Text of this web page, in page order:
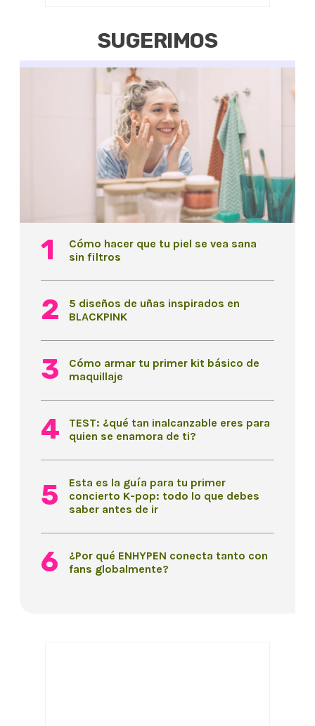
SUGERIMOS
Cómo hacer que tu piel se vea sana
sin filtros
5 diseños de uñas inspirados en
BLACKPINK
Cómo armar tu primer kit básico de
maquillaje
TEST: ¿qué tan inalcanzable eres para
quien se enamora de ti?
Esta es la guía para tu primer
concierto K-pop: todo lo que debes
saber antes de ir
¿Por qué ENHYPEN conecta tanto con
fans globalmente?